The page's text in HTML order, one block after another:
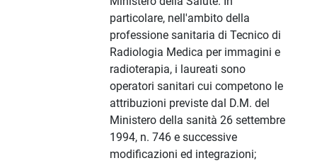
particolare, nell'ambito della
professione sanitaria di Tecnico di
Radiologia Medica per immagini e
radioterapia, i laureati sono
operatori sanitari cui competono le
attribuzioni previste dal D.M. del
Ministero della sanità 26 settembre
1994, n. 746 e successive
modificazioni ed integrazioni;